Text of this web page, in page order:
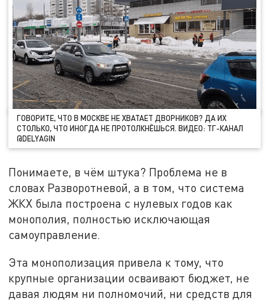
ГОВОРИТЕ, ЧТО В МОСКВЕ НЕ ХВАТАЕТ ДВОРНИКОВ? ДА ИХ
СТОЛЬКО, ЧТО ИНОГДА НЕ ПРОТОЛКНЁШЬСЯ. ВИДЕО: ТГ-КАНАЛ
@DELYAGIN
Понимаете, в чём штука? Проблема не в
словах Разворотневой, а в том, что система
ЖКХ была построена с нулевых годов как
монополия, полностью исключающая
самоуправление.
Эта монополизация привела к тому, что
крупные организации осваивают бюджет, не
давая людям ни полномочий, ни средств для